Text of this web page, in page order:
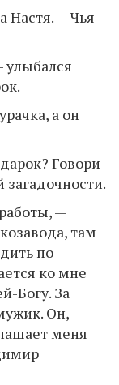
Настя. — Чья
а он
Говори
загадочности.
—
там
по
ко мне
Богу. За
Он,
меня